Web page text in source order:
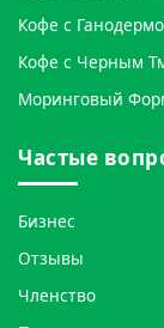
Кофе с
Кофе с Черным
Моринговый
Частые
Бизнес
Отзывы
Членство